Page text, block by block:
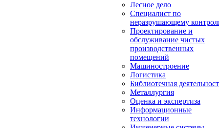
Лесное дело
Специалист по
неразрушающему
Проектирование и
обслуживание чистых
производственных
помещений
Машиностроение
Логистика
Библиотечная
Металлургия
Оценка и экспертиза
Информационные
технологии